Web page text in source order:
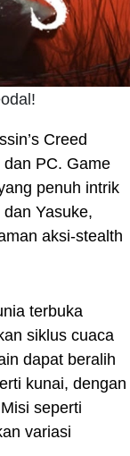
Creed
PC. Game
penuh intrik
Yasuke,
aksi-stealth
terbuka
siklus cuaca
dapat beralih
kunai, dengan
seperti
variasi